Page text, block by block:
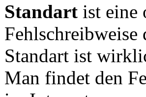
Standartist eine
Fehlschreibweise
Standart ist
Man findet den